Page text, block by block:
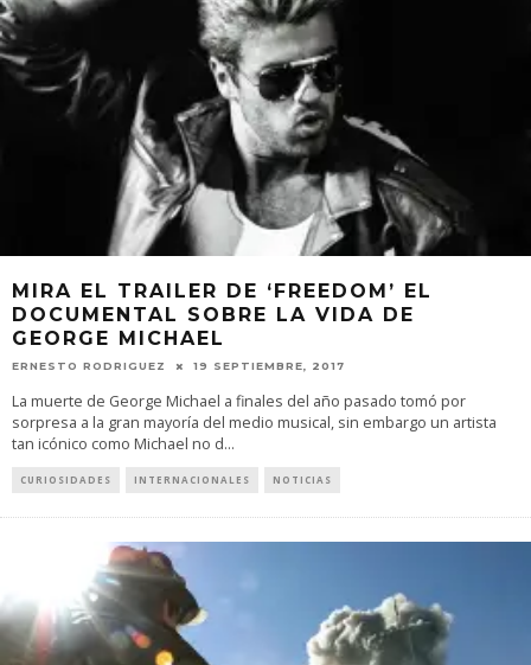
MIRA EL TRAILER DE ‘FREEDOM’ EL
DOCUMENTAL SOBRE LA VIDA DE
GEORGE MICHAEL
ERNESTO RODRIGUEZ 19 SEPTIEMBRE, 2017
La muerte de George Michael a finales del año pasado tomó por
sorpresa a la gran mayoría del medio musical, sin embargo un artista
tan icónico como Michael no d...
CURIOSIDADES INTERNACIONALES NOTICIAS